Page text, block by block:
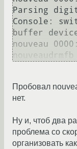
Parsing
Console:
buffer
nouveau
Пробовал
нет.
Ну и, чтоб два
проблема со
организовать